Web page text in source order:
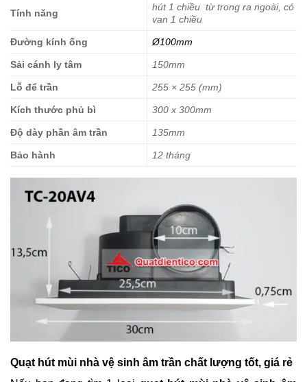
Tính năng
hút 1 chiều từ trong ra ngoài, có
van 1 chiều
Đường kính ống Ø100mm
Sải cánh ly tâm 150mm
Lỗ để trần 255 × 255 (mm)
Kích thước phủ bì 300 x 300mm
Độ dày phần âm trần 135mm
Bảo hành 12 tháng
Quạt hút mùi nhà vệ sinh âm trần chất lượng tốt, giá rẻ